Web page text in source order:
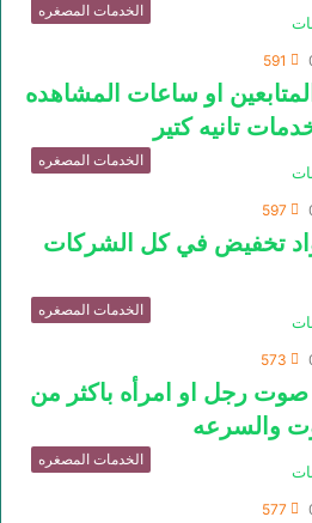
الخدمات المصغره
591
المتابعين او ساعات المشاهده
تانيه كتير
الخدمات المصغره
597
تخفيض في كل الشركات
الخدمات المصغره
573
صوت رجل او امرأه باكثر من
والسرعه
الخدمات المصغره
577